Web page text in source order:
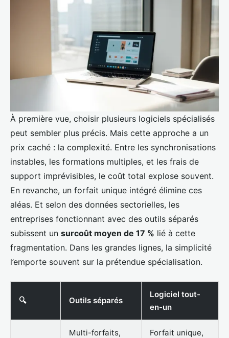
À première vue, choisir plusieurs logiciels spécialisés
peut sembler plus précis. Mais cette approche a un
prix caché : la complexité. Entre les synchronisations
instables, les formations multiples, et les frais de
support imprévisibles, le coût total explose souvent.
En revanche, un forfait unique intégré élimine ces
aléas. Et selon des données sectorielles, les
entreprises fonctionnant avec des outils séparés
subissent un surcoût moyen de 17 % lié à cette
fragmentation. Dans les grandes lignes, la simplicité
l’emporte souvent sur la prétendue spécialisation.
🔍 Outils séparés
Logiciel tout-
en-un
Multi-forfaits,
Forfait unique,